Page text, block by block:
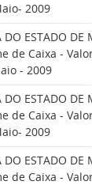
2009
DO ESTADO DE
de Caixa -
- 2009
DO ESTADO DE
de Caixa -
2009
DO ESTADO DE
de Caixa -